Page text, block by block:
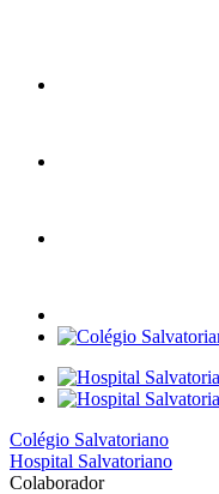
Colégio Salvatoriano
Hospital Salvatoriano
Colaborador